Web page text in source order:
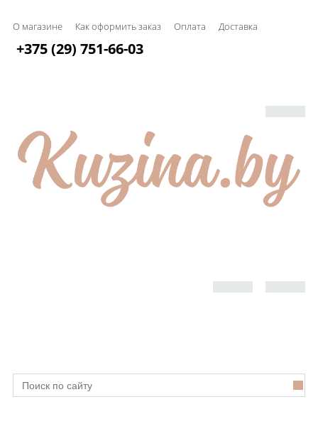
О магазине Как оформить заказ Оплата Доставка
+375 (29) 751-66-03